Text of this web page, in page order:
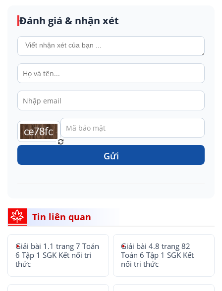
Đánh giá & nhận xét
Gửi
Tin liên quan
Giải bài 1.1 trang 7 Toán
6 Tập 1 SGK Kết nối tri
thức
Giải bài 4.8 trang 82
Toán 6 Tập 1 SGK Kết
nối tri thức